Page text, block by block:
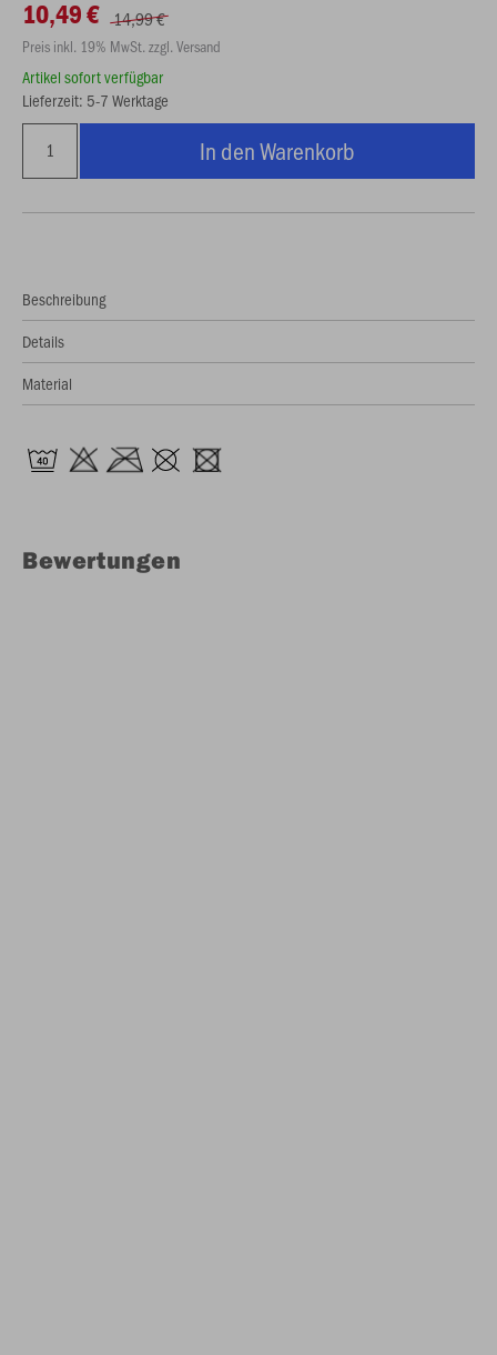
10,49 € 14,99 €
Preis inkl. 19% MwSt. zzgl. Versand
Artikel sofort verfügbar
Lieferzeit: 5-7 Werktage
In den Warenkorb
Beschreibung
Details
Material
Bewertungen